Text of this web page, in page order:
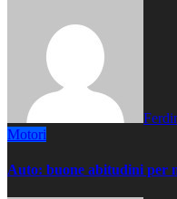
Motori
Auto: buone abitudini per